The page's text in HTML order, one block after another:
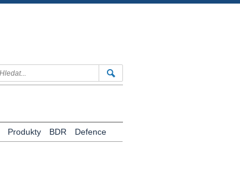
Produkty BDR Defence